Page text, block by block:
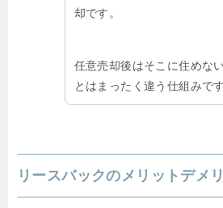
却です。
任意売却後はそこに住めな
とはまったく違う仕組みです
リースバックのメリットデメ